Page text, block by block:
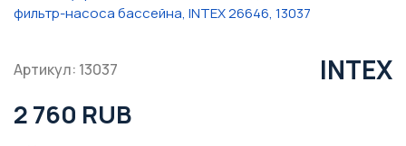
Артикул: 13037 INTEX
2 760 RUB